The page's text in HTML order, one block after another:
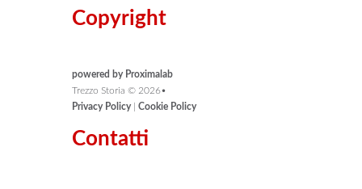
Copyright
powered by Proximalab
Trezzo Storia © 2026•
Privacy Policy
Cookie Policy
Contatti